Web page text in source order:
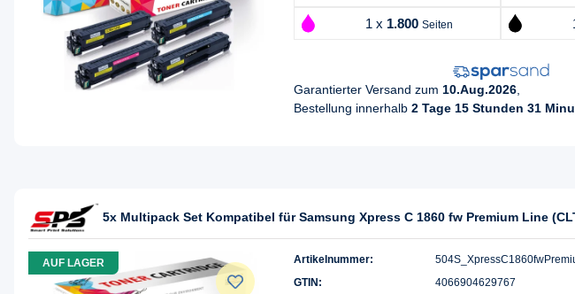
1 x 1.800 Seiten
Garantierter Versand zum 10.Aug.2026
Bestellung innerhalb 2 Tage 15 Stunden 31
5x Multipack Set Kompatibel für Samsung Xpress C 1860 fw Premium Line
AUF LAGER Artikelnummer:
GTIN:
4066904629767